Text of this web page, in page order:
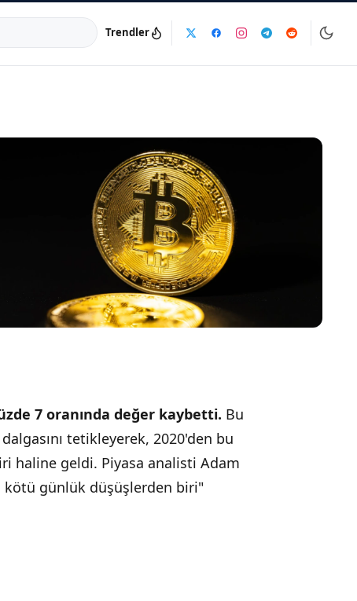
info@dijinika.net
Trendler
7 oranında değer kaybetti. Bu
tetikleyerek, 2020'den bu
haline geldi. Piyasa analisti Adam
kötü günlük düşüşlerden biri"